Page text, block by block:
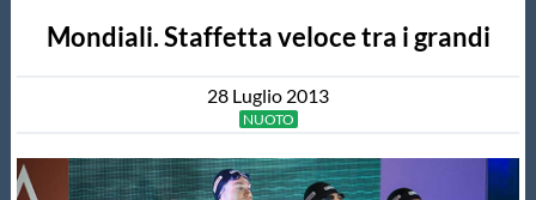
Tuffi
Fondo
Mondiali. Staffetta veloce tra i grandi
28 Luglio 2013
NUOTO